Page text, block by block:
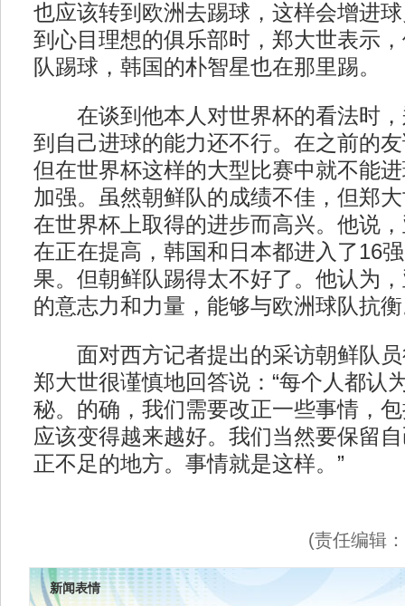
也应该转到欧洲去踢球，这样会增进
到心目理想的俱乐部时，郑大世表示
队踢球，韩国的朴智星也在那里踢。
在谈到他本人对世界杯的看法时，
到自己进球的能力还不行。在之前的
但在世界杯这样的大型比赛中就不能
加强。虽然朝鲜队的成绩不佳，但郑
在世界杯上取得的进步而高兴。他说
在正在提高，韩国和日本都进入了16
果。但朝鲜队踢得太不好了。他认为
的意志力和力量，能够与欧洲球队抗
面对西方记者提出的采访朝鲜队员
郑大世很谨慎地回答说：“每个人都认
秘。的确，我们需要改正一些事情，
应该变得越来越好。我们当然要保留
正不足的地方。事情就是这样。”
(责任编辑
新闻表情